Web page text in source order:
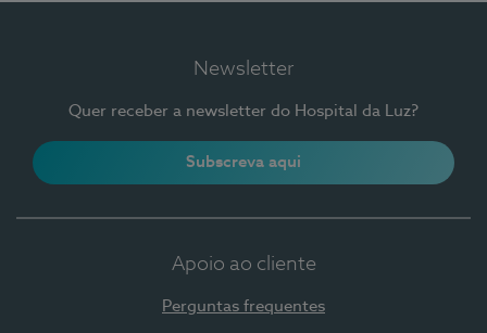
Newsletter
Quer receber a newsletter do Hospital da Luz?
Subscreva aqui
Apoio ao cliente
Perguntas frequentes